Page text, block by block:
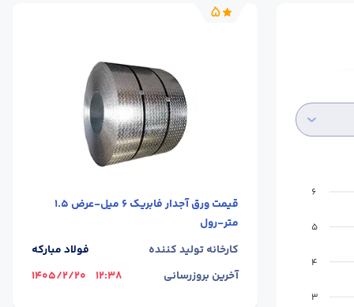
6
5
4
3
5
قیمت
ورق آجدار فابریک 6 میل-عرض 1.5
متر-رول
کارخانه تولید کننده
فولاد مبارکه
آخرین بروزرسانی
12:38
1405/2/20